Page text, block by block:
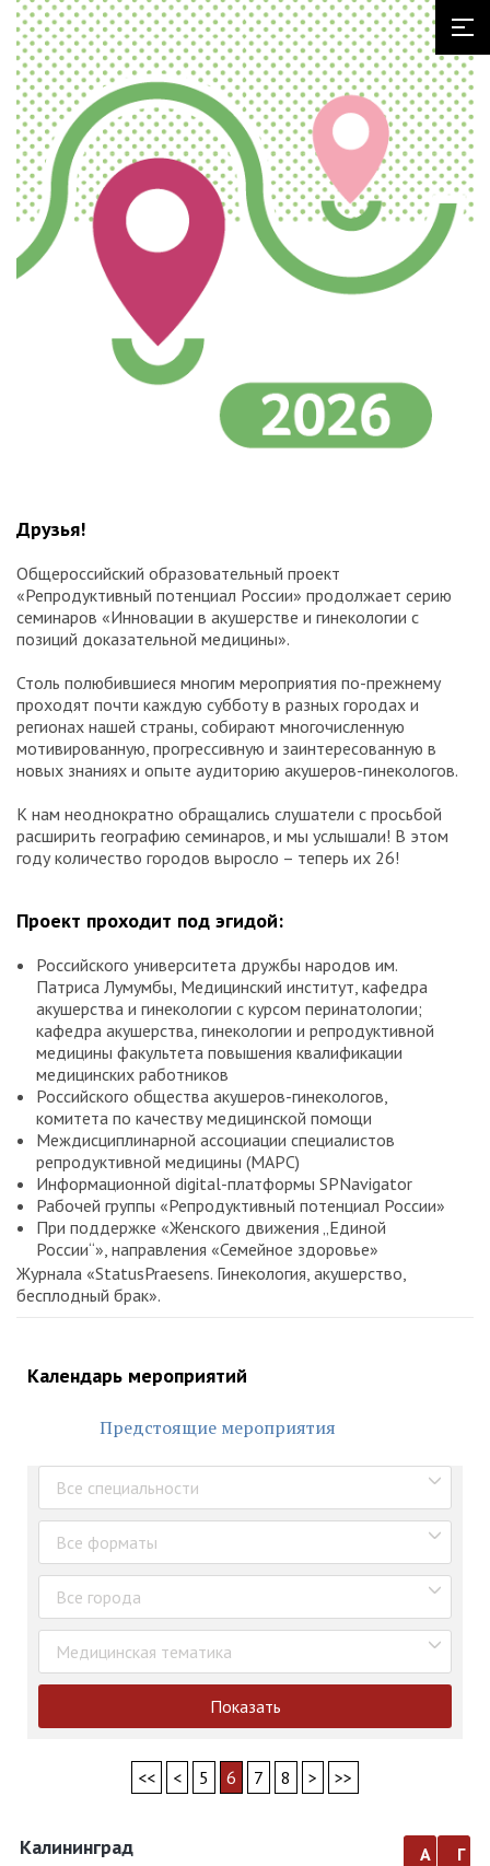
Друзья!
Общероссийский образовательный проект
«Репродуктивный потенциал России» продолжает серию
семинаров «Инновации в акушерстве и гинекологии с
позиций доказательной медицины».
Столь полюбившиеся многим мероприятия по-прежнему
проходят почти каждую субботу в разных городах и
регионах нашей страны, собирают многочисленную
мотивированную, прогрессивную и заинтересованную в
новых знаниях и опыте аудиторию акушеров-гинекологов.
К нам неоднократно обращались слушатели с просьбой
расширить географию семинаров, и мы услышали! В этом
году количество городов выросло – теперь их 26!
Проект проходит под эгидой:
Российского университета дружбы народов им.
Патриса Лумумбы, Медицинский институт, кафедра
акушерства и гинекологии с курсом перинатологии;
кафедра акушерства, гинекологии и репродуктивной
медицины факультета повышения квалификации
медицинских работников
Российского общества акушеров-гинекологов,
комитета по качеству медицинской помощи
Междисциплинарной ассоциации специалистов
репродуктивной медицины (МАРС)
Информационной digital-платформы SPNavigator
Рабочей группы «Репродуктивный потенциал России»
При поддержке «Женского движения „Единой
России“», направления «Семейное здоровье»
Журнала «StatusPraesens. Гинекология, акушерство,
бесплодный брак».
Календарь мероприятий
Предстоящие мероприятия
Все специальности
Все форматы
Все города
Медицинская тематика
Показать
<< < 5 6 7 8 > >>
Калининград а г